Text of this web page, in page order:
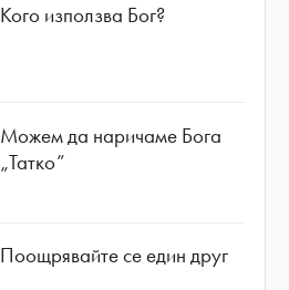
Кого използва Бог?
Можем да наричаме Бога
„Татко”
Поощрявайте се един друг